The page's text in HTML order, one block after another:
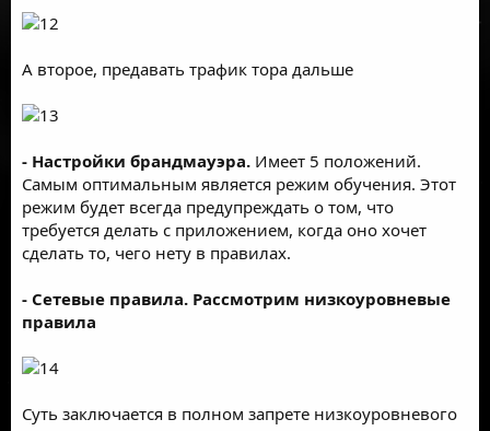
А второе, предавать трафик тора дальше
- Настройки брандмауэра. Имеет 5 положений.
Самым оптимальным является режим обучения. Этот
режим будет всегда предупреждать о том, что
требуется делать с приложением, когда оно хочет
сделать то, чего нету в правилах.
- Сетевые правила. Рассмотрим низкоуровневые
правила
Суть заключается в полном запрете низкоуровневого